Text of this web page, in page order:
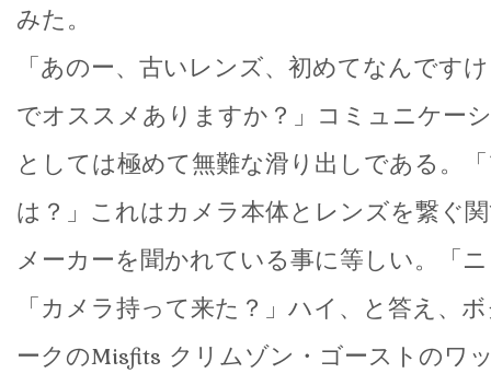
みた。
「あのー、古いレンズ、初めてなんです
でオススメありますか？」コミュニケー
としては極めて無難な滑り出しである。
は？」これはカメラ本体とレンズを繋ぐ
メーカーを聞かれている事に等しい。「
「カメラ持って来た？」ハイ、と答え、
ークのMisfits クリムゾン・ゴーストのワ